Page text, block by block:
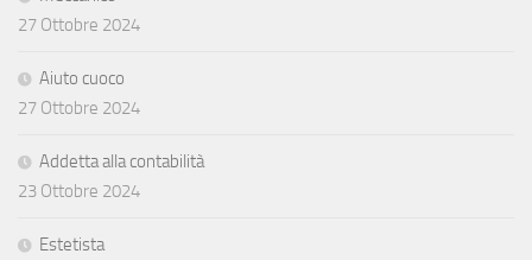
27 Ottobre 2024
Aiuto cuoco
27 Ottobre 2024
Addetta alla contabilità
23 Ottobre 2024
Estetista